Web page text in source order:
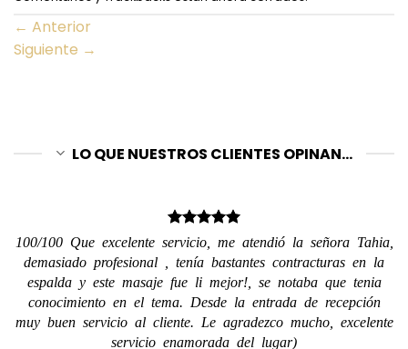
← Anterior
Siguiente →
LO QUE NUESTROS CLIENTES OPINAN...
100/100 Que excelente servicio, me atendió la señora Tahia,
demasiado profesional , tenía bastantes contracturas en la
espalda y este masaje fue li mejor!, se notaba que tenia
conocimiento en el tema. Desde la entrada de recepción
muy buen servicio al cliente. Le agradezco mucho, excelente
servicio enamorada del lugar)